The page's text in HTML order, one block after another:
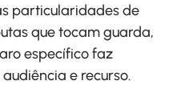
particularidades de
que tocam guarda,
específico faz
e recurso.